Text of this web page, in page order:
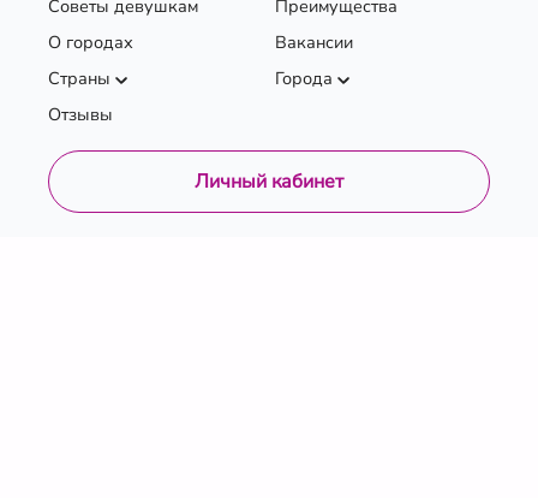
Советы девушкам
Преимущества
О городах
Вакансии
Страны
Города
Отзывы
Личный кабинет